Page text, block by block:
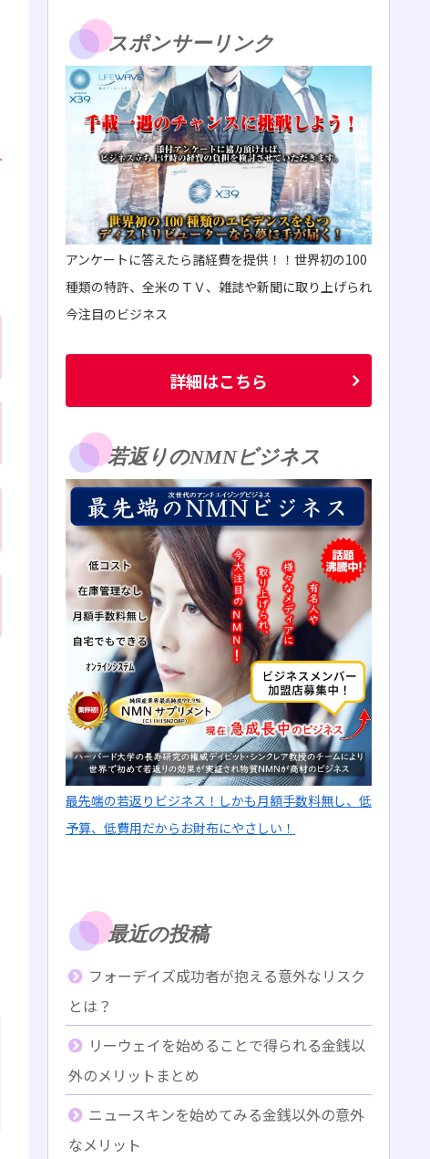
スポンサーリンク
アンケートに答えたら諸経費を提供！！世界初の100
種類の特許、全米のＴＶ、雑誌や新聞に取り上げられ
今注目のビジネス
詳細はこちら
若返りのNMNビジネス
最先端の若返りビジネス！しかも月額手数料無し、低
予算、低費用だからお財布にやさしい！
最近の投稿
フォーデイズ成功者が抱える意外なリスク
とは？
リーウェイを始めることで得られる金銭以
外のメリットまとめ
ニュースキンを始めてみる金銭以外の意外
なメリット